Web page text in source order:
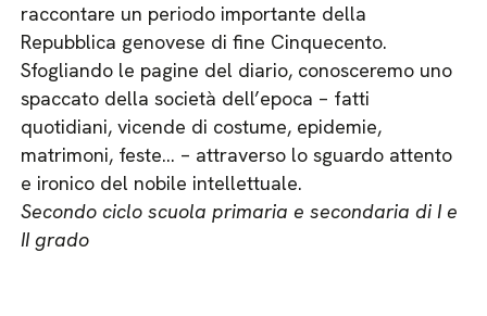
raccontare un periodo importante della
Repubblica genovese di fine Cinquecento.
Sfogliando le pagine del diario, conosceremo uno
spaccato della società dell’epoca – fatti
quotidiani, vicende di costume, epidemie,
matrimoni, feste… – attraverso lo sguardo attento
e ironico del nobile intellettuale.
Secondo ciclo scuola primaria e secondaria di I e
II grado